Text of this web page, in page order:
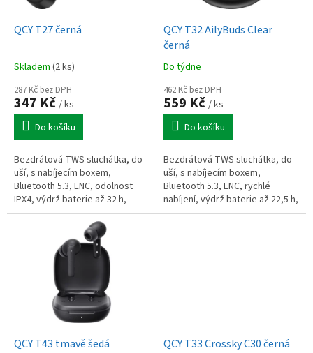
QCY T27 černá
Skladem (2 ks)
287 Kč bez DPH
347 Kč / ks
Do košíku
Bezdrátová TWS sluchátka, do
uší, s nabíjecím boxem,
Bluetooth 5.3, ENC, odolnost
IPX4, výdrž baterie až 32 h,
černá
QCY T32 AilyBuds Clear
černá
Do týdne
462 Kč bez DPH
559 Kč / ks
Do košíku
Bezdrátová TWS sluchátka, do
uší, s nabíjecím boxem,
Bluetooth 5.3, ENC, rychlé
nabíjení, výdrž baterie až 22,5 h,
černá
QCY T43 tmavě šedá QCY T33 Crossky C30 černá